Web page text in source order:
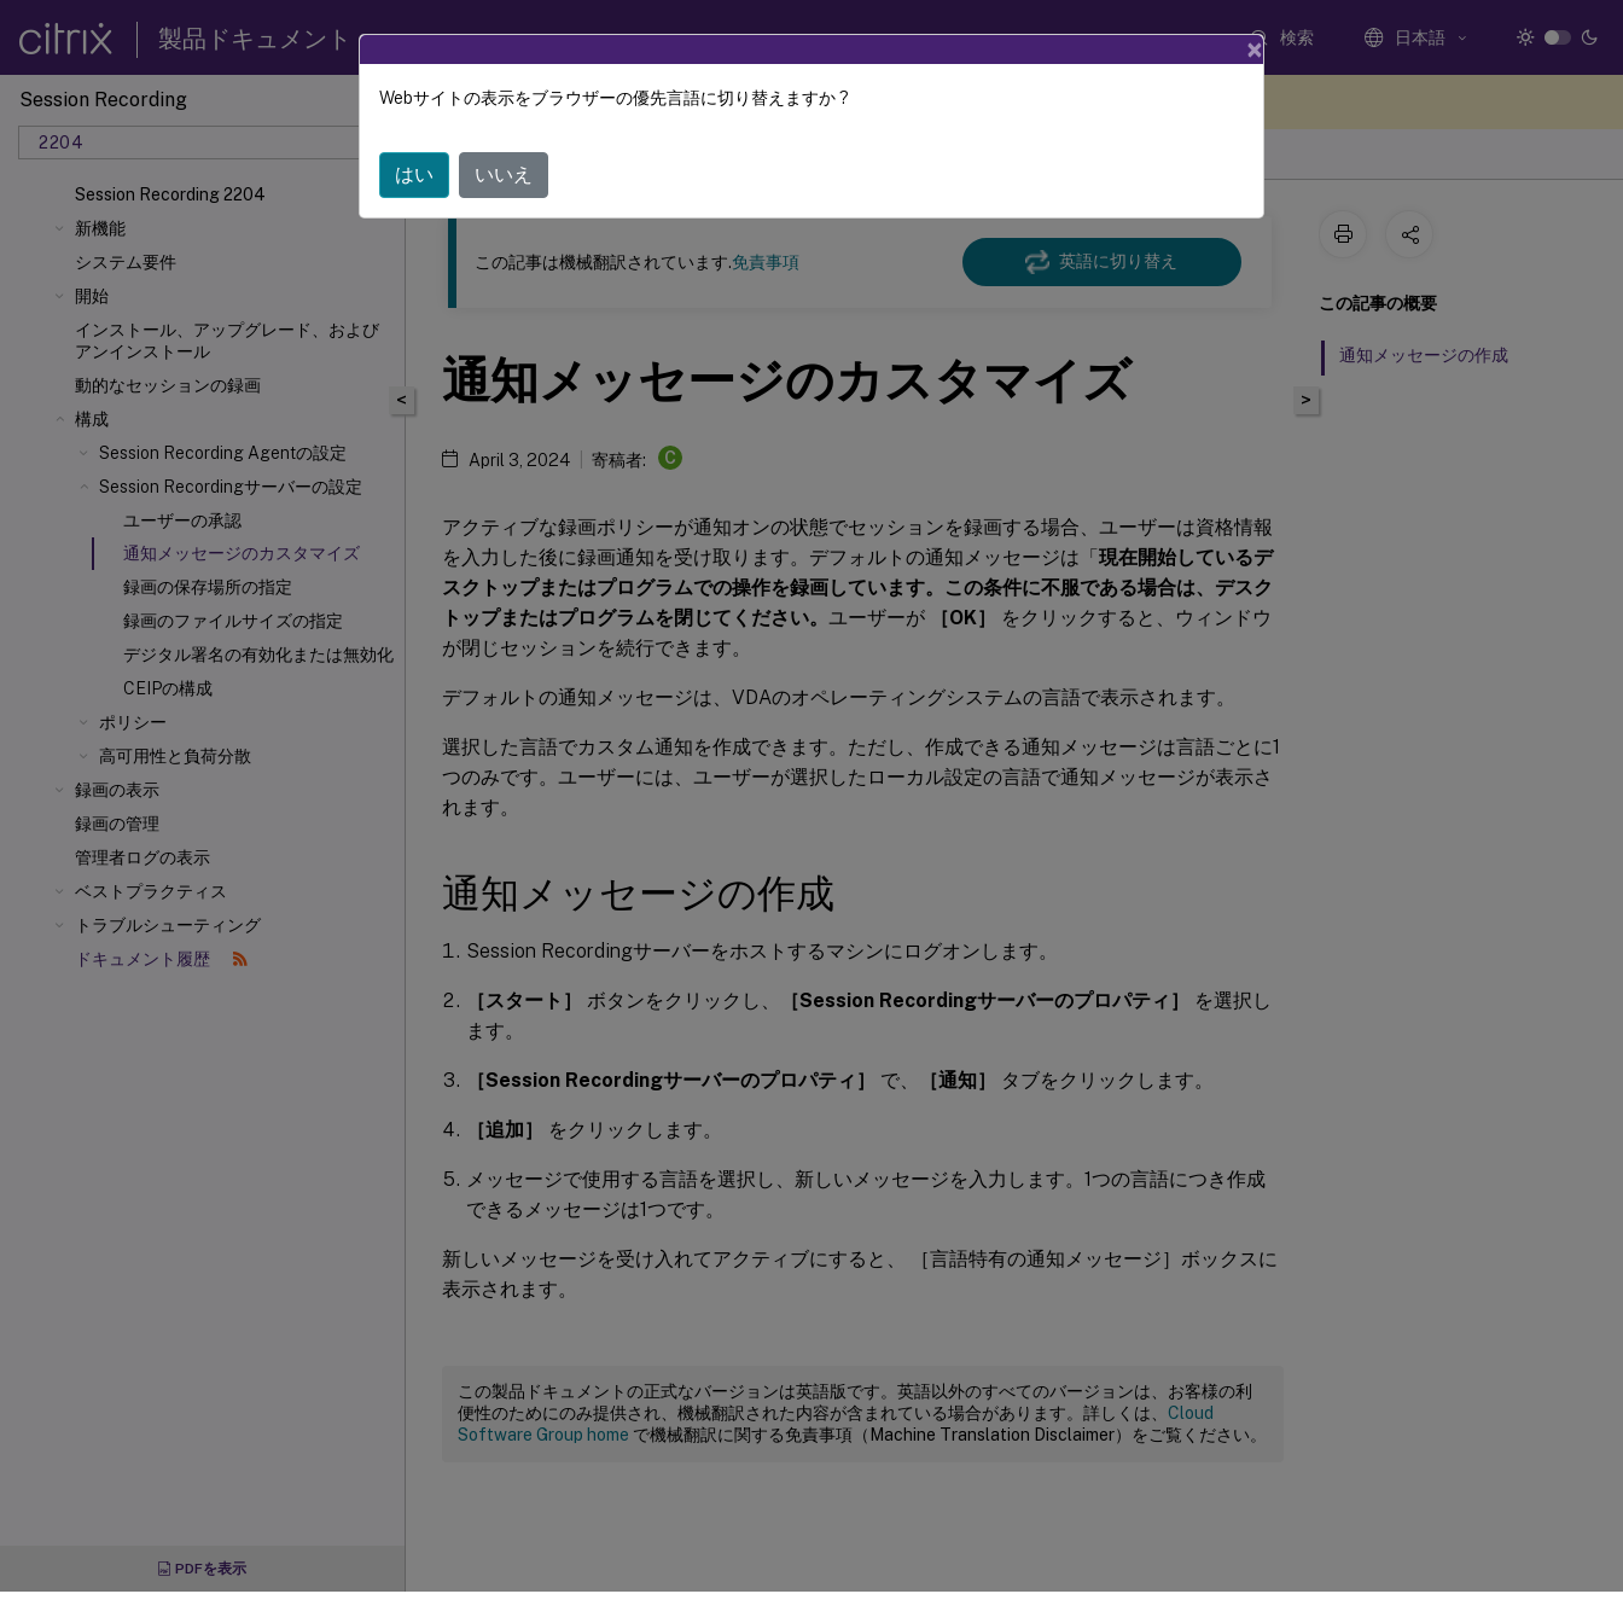
製品ドキュメント 検索 日本語
Session Recording
2204
Session Recording 2204
新機能
システム要件
開始
インストール、アップグレード、および
アンインストール
動的なセッションの録画
構成
Session Recording Agentの設定
Session Recordingサーバーの設定
ユーザーの承認
通知メッセージのカスタマイズ
録画の保存場所の指定
録画のファイルサイズの指定
デジタル署名の有効化または無効化
CEIPの構成
ポリシー
高可用性と負荷分散
録画の表示
録画の管理
管理者ログの表示
ベストプラクティス
トラブルシューティング
ドキュメント履歴
PDFを表示
このコンテンツは動的に機械翻訳されています。
Session Recording
<
この記事は機械翻訳されています.免責事項 英語に切り替え
通知メッセージのカスタマイズ
April 3, 2024 寄稿者: C
アクティブな録画ポリシーが通知オンの状態でセッションを録画する場合、ユーザーは資格情報
を入力した後に録画通知を受け取ります。デフォルトの通知メッセージは「現在開始しているデ
スクトップまたはプログラムでの操作を録画しています。この条件に不服である場合は、デスク
トップまたはプログラムを閉じてください。 ユーザーが ［OK］
をクリックすると、ウィンドウ
が閉じセッションを続行できます。
デフォルトの通知メッセージは、VDAのオペレーティングシステムの言語で表示されます。
選択した言語でカスタム通知を作成できます。ただし、作成できる通知メッセージは言語ごとに1
つのみです。ユーザーには、ユーザーが選択したローカル設定の言語で通知メッセージが表示さ
れます。
通知メッセージの作成
Session Recordingサーバーをホストするマシンにログオンします。
［スタート］ ボタンをクリックし、 ［Session Recordingサーバーのプロパティ］
を選択し
ます。
［Session Recordingサーバーのプロパティ］ で、 ［通知］ タブをクリックします。
［追加］ をクリックします。
メッセージで使用する言語を選択し、新しいメッセージを入力します。1つの言語につき作成
できるメッセージは1つです。
新しいメッセージを受け入れてアクティブにすると、 ［言語特有の通知メッセージ］ボックスに
表示されます。
この製品ドキュメントの正式なバージョンは英語版です。英語以外のすべてのバージョンは、お客様の利
便性のためにのみ提供され、機械翻訳された内容が含まれている場合があります。詳しくは、 Cloud
Software Group home で機械翻訳に関する免責事項（Machine Translation Disclaimer）をご覧ください。
>
この記事の概要
通知メッセージの作成
×
Webサイトの表示をブラウザーの優先言語に切り替えますか ?
はい いいえ